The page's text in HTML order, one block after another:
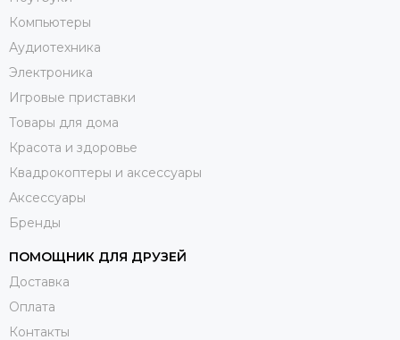
Компьютеры
Аудиотехника
Электроника
Игровые приставки
Товары для дома
Красота и здоровье
Квадрокоптеры и аксессуары
Аксессуары
Бренды
ПОМОЩНИК ДЛЯ ДРУЗЕЙ
Доставка
Оплата
Контакты